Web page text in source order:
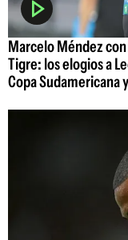
Marcelo Méndez
Tigre: los elogios a
Copa Sudamericana